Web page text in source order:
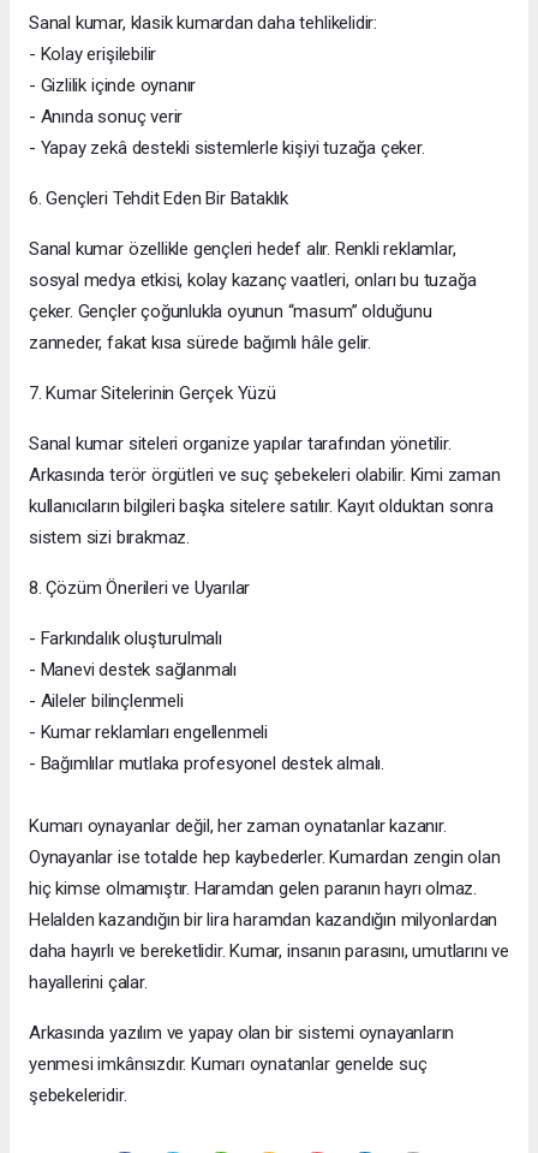
Sanal kumar, klasik kumardan daha tehlikelidir:
- Kolay erişilebilir
- Gizlilik içinde oynanır
- Anında sonuç verir
- Yapay zekâ destekli sistemlerle kişiyi tuzağa çeker.
6. Gençleri Tehdit Eden Bir Bataklık
Sanal kumar özellikle gençleri hedef alır. Renkli reklamlar,
sosyal medya etkisi, kolay kazanç vaatleri, onları bu tuzağa
çeker. Gençler çoğunlukla oyunun “masum” olduğunu
zanneder, fakat kısa sürede bağımlı hâle gelir.
7. Kumar Sitelerinin Gerçek Yüzü
Sanal kumar siteleri organize yapılar tarafından yönetilir.
Arkasında terör örgütleri ve suç şebekeleri olabilir. Kimi zaman
kullanıcıların bilgileri başka sitelere satılır. Kayıt olduktan sonra
sistem sizi bırakmaz.
8. Çözüm Önerileri ve Uyarılar
- Farkındalık oluşturulmalı
- Manevi destek sağlanmalı
- Aileler bilinçlenmeli
- Kumar reklamları engellenmeli
- Bağımlılar mutlaka profesyonel destek almalı.
Kumarı oynayanlar değil, her zaman oynatanlar kazanır.
Oynayanlar ise totalde hep kaybederler. Kumardan zengin olan
hiç kimse olmamıştır. Haramdan gelen paranın hayrı olmaz.
Helalden kazandığın bir lira haramdan kazandığın milyonlardan
daha hayırlı ve bereketlidir. Kumar, insanın parasını, umutlarını ve
hayallerini çalar.
Arkasında yazılım ve yapay olan bir sistemi oynayanların
yenmesi imkânsızdır. Kumarı oynatanlar genelde suç
şebekeleridir.